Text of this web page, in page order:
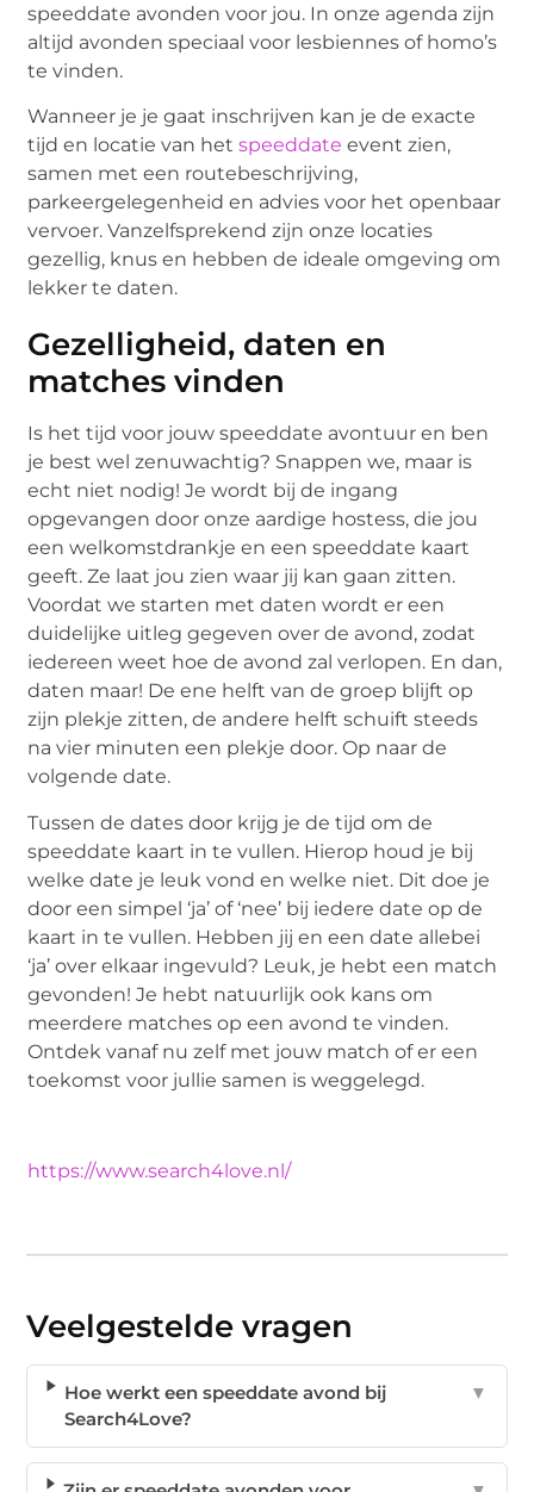
speeddate avonden voor jou. In onze agenda zijn
altijd avonden speciaal voor lesbiennes of homo’s
te vinden.
Wanneer je je gaat inschrijven kan je de exacte
tijd en locatie van hetspeeddate event zien,
samen met een routebeschrijving,
parkeergelegenheid en advies voor het openbaar
vervoer. Vanzelfsprekend zijn onze locaties
gezellig, knus en hebben de ideale omgeving om
lekker te daten.
Gezelligheid, daten en
matches vinden
Is het tijd voor jouw speeddate avontuur en ben
je best wel zenuwachtig? Snappen we, maar is
echt niet nodig! Je wordt bij de ingang
opgevangen door onze aardige hostess, die jou
een welkomstdrankje en een speeddate kaart
geeft. Ze laat jou zien waar jij kan gaan zitten.
Voordat we starten met daten wordt er een
duidelijke uitleg gegeven over de avond, zodat
iedereen weet hoe de avond zal verlopen. En dan,
daten maar! De ene helft van de groep blijft op
zijn plekje zitten, de andere helft schuift steeds
na vier minuten een plekje door. Op naar de
volgende date.
Tussen de dates door krijg je de tijd om de
speeddate kaart in te vullen. Hierop houd je bij
welke date je leuk vond en welke niet. Dit doe je
door een simpel ‘ja’ of ‘nee’ bij iedere date op de
kaart in te vullen. Hebben jij en een date allebei
‘ja’ over elkaar ingevuld? Leuk, je hebt een match
gevonden! Je hebt natuurlijk ook kans om
meerdere matches op een avond te vinden.
Ontdek vanaf nu zelf met jouw match of er een
toekomst voor jullie samen is weggelegd.
https://www.search4love.nl/
Veelgestelde vragen
Hoe werkt een speeddate avond bij
Search4Love?
▼